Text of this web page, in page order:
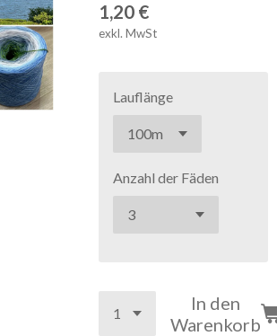
1,20 €
exkl. MwSt
Lauflänge
Anzahl der Fäden
In den
Warenkorb